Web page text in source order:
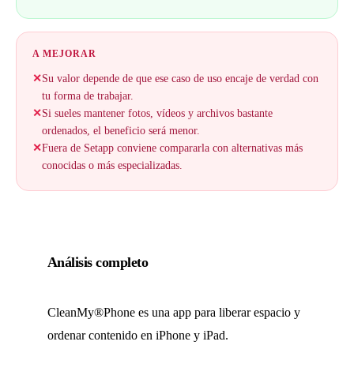
A MEJORAR
✕Su valor depende de que ese caso de uso encaje de verdad con
tu forma de trabajar.
✕Si sueles mantener fotos, vídeos y archivos bastante
ordenados, el beneficio será menor.
✕Fuera de Setapp conviene compararla con alternativas más
conocidas o más especializadas.
Análisis completo
CleanMy®Phone es una app para liberar espacio y
ordenar contenido en iPhone y iPad.